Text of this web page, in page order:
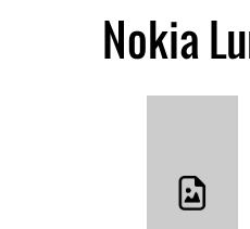
Nokia